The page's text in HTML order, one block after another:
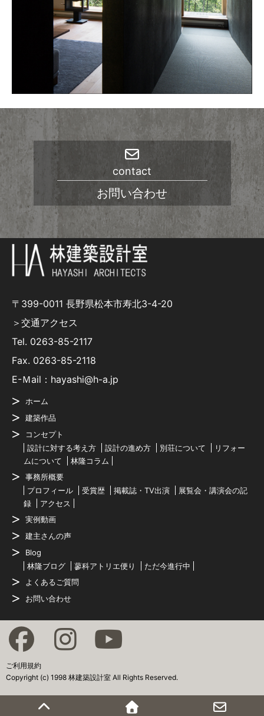
contact
お問い合わせ
〒399-0011 長野県松本市寿北3-4-20
＞交通アクセス
Tel. 0263-85-2117
Fax. 0263-85-2118
E-Ｍail：hayashi@h-a.jp
ホーム
建築作品
コンセプト
設計に対する考え方
設計の進め方 別荘について
リフォー
ムについて
林隆コラム
事務所概要
プロフィール
受賞歴 掲載誌・TV出演
展覧会・講演会の記
録
アクセス
実例動画
建主さんの声
Blog
林隆ブログ
蓼科アトリエ便り
ただ今進行中
よくあるご質問
お問い合わせ
ご利用規約
Copyright (c) 1998 林建築設計室 All Rights Reserved.